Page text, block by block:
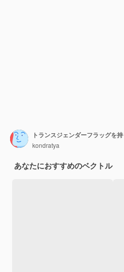
kondratya
あなたにおすすめのベクトル